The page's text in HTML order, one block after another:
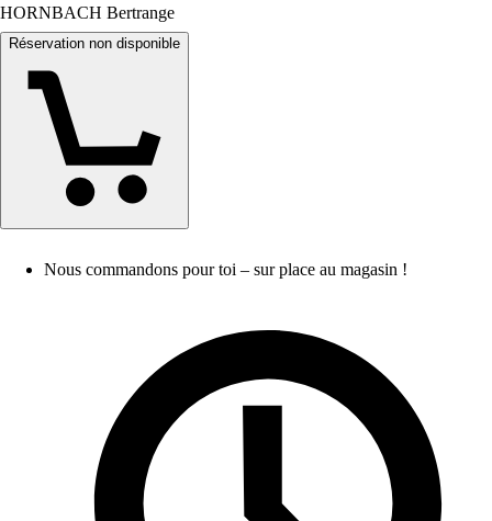
HORNBACH Bertrange
Réservation non disponible
Nous commandons pour toi – sur place au magasin !